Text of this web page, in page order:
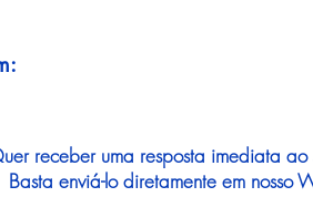
receber uma resposta imediata ao
Basta enviá-lo diretamente em nosso